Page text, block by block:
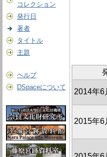
コレクション
発行日
著者
タイトル
主題
ヘルプ
DSpaceについて
2014年6
2015年6